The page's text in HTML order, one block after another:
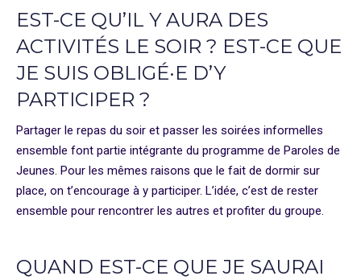
EST-CE QU’IL Y AURA DES
ACTIVITÉS LE SOIR ? EST-CE QUE
JE SUIS OBLIGÉ·E D’Y
PARTICIPER ?
Partager le repas du soir et passer les soirées informelles
ensemble font partie intégrante du programme de Paroles de
Jeunes. Pour les mêmes raisons que le fait de dormir sur
place, on t’encourage à y participer. L’idée, c’est de rester
ensemble pour rencontrer les autres et profiter du groupe.
QUAND EST-CE QUE JE SAURAI